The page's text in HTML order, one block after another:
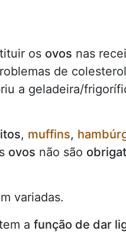
os ovos nas
de
a geladeira/
, muffins,
ovos não são
variadas.
a função de dar